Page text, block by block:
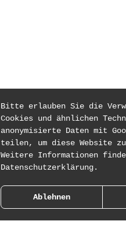
Bitte erlauben Sie die
Cookies und ähnlichen
anonymisierte Daten mit
teilen, um diese Website
Weitere Informationen
Datenschutzerklärung.
Ablehnen